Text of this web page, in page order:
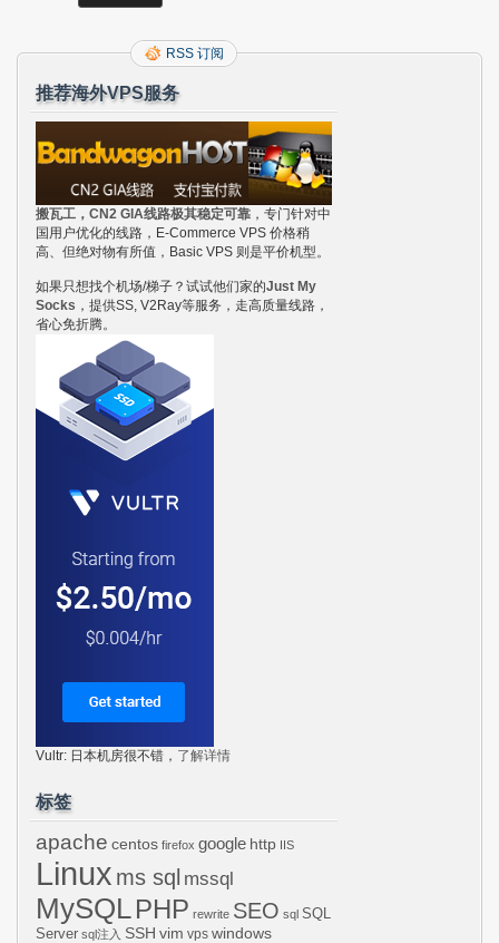
RSS 订阅
推荐海外VPS服务
搬瓦工，CN2 GIA线路极其稳定可靠 ，专门针对中
国用户优化的线路，E-Commerce VPS 价格稍
高、但绝对物有所值，Basic VPS 则是平价机型。
如果只想找个机场/梯子？试试他们家的Just My
Socks ，提供SS, V2Ray等服务，走高质量线路，
省心免折腾。
Vultr: 日本机房很不错， 了解详情
标签
apache centos firefox google http IIS
Linux ms sql mssql
MySQL PHP rewrite SEO sql SQL
Server sql注入 SSH vim vps windows